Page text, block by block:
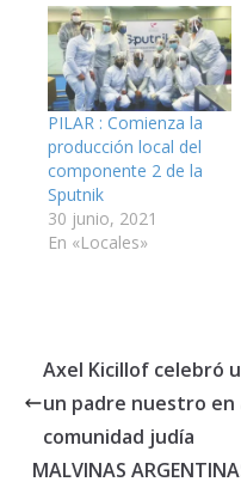
PILAR : Comienza la
producción local del
componente 2 de la
Sputnik
30 junio, 2021
En «Locales»
Axel Kicillof celebró
un padre nuestro en
comunidad judía
MALVINAS